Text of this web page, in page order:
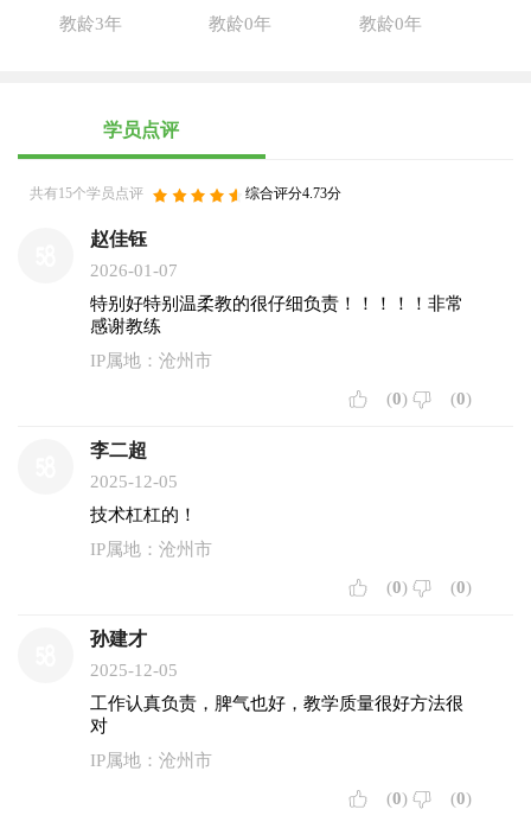
教龄3年 教龄0年 教龄0年
学员点评
共有15个学员点评 综合评分4.73分
赵佳钰
2026-01-07
特别好特别温柔教的很仔细负责！！！！！非常
感谢教练
IP属地：沧州市
(0) (0)
李二超
2025-12-05
技术杠杠的！
IP属地：沧州市
(0) (0)
孙建才
2025-12-05
工作认真负责，脾气也好，教学质量很好方法很
对
IP属地：沧州市
(0) (0)